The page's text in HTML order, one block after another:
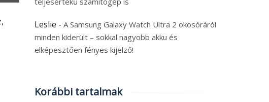
Leslie - A Samsung Galaxy Watch Ultra 2 okosóráról
minden kiderült – sokkal nagyobb akku és
elképesztően fényes kijelző!
Korábbi tartalmak